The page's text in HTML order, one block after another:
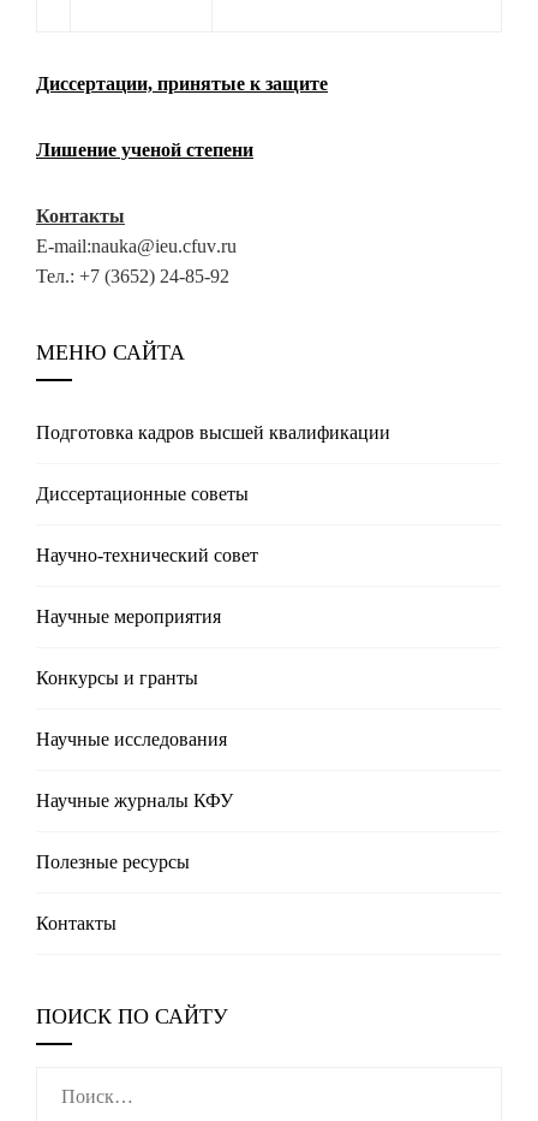
Диссертации, принятые к защите
Лишение ученой степени
Контакты
E-mail:nauka@ieu.cfuv.ru
Тел.: +7 (3652) 24-85-92
МЕНЮ САЙТА
Подготовка кадров высшей квалификации
Диссертационные советы
Научно-технический совет
Научные мероприятия
Конкурсы и гранты
Научные исследования
Научные журналы КФУ
Полезные реcурсы
Контакты
ПОИСК ПО САЙТУ